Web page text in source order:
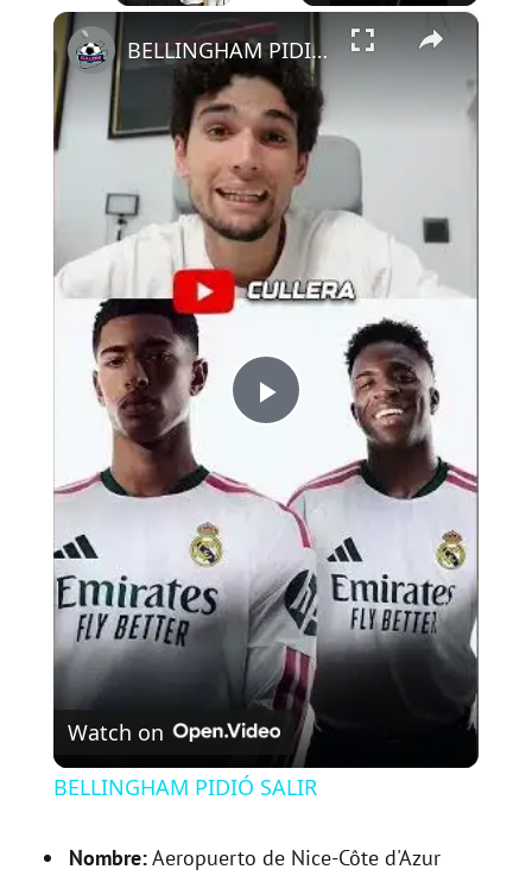
Fullscreen ×
P
l
a
y
V
i
d
BELLINGHAM PIDIÓ SALIR
Watch on
BELLINGHAM PIDIÓ SALIR
Nombre:Aeropuerto de Nice-Côte d'Azur